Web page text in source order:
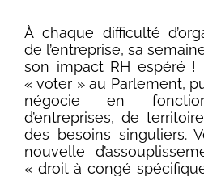
À chaque difficulté
de l’entreprise, sa
son impact RH espéré !
« voter » au Parlement,
négocie en
d’entreprises, de
des besoins singuliers.
nouvelle
« droit à congé